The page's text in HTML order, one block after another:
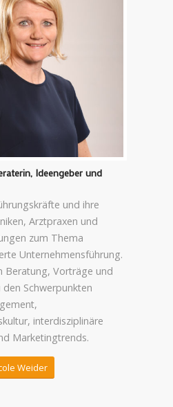
Ideengeber und
und ihre
Arztpraxen und
zum Thema
Unternehmensführung.
Beratung, Vorträge und
Schwerpunkten
interdisziplinäre
Marketingtrends.
Weider